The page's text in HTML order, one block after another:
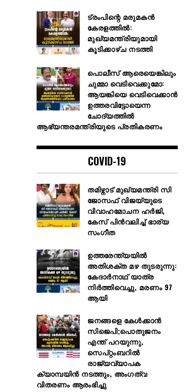
ട്രംപിന്റെ മരുമകൻ
കേരളത്തിൽ:
മുഖ്യമന്ത്രിയുമായി
കൂടിക്കാഴ്ച നടത്തി
പൊലീസ് ആരെയെങ്കിലും
ചുമ്മാ വെടിവെക്കുമോ:
ആയങ്കിയെ വെടിവെക്കാൻ
ഉത്തരവിട്ടോയെന്ന
ചോദ്യത്തിൽ
ആഭ്യന്തരമന്ത്രിയുടെ പ്രതികരണം
COVID-19
തമിഴ്നാട് മുഖ്യമന്ത്രി സി
ജോസഫ് വിജയ്‌യുടെ
വിവാഹമോചന ഹർജി,
കേസ് പിൻവലിച്ച് ഭാര്യ
സംഗീത
ഉത്തരേന്ത്യയിൽ
അതിശക്ത മഴ തുടരുന്നു:
കേദാർനാഥ് യാത്ര
നിർത്തിവെച്ചു, മരണം 97
ആയി
ജനങ്ങളെ കേൾക്കാൻ
സിജെപി;പൊതുജനം
എന്ത് പറയുന്നു,
സെപ്റ്റംബറിൽ
രാജ്യവ്യാപക
ക്യാമ്പയിൻ നടത്തും, അംഗത്വ
വിതരണം ആരംഭിച്ചു